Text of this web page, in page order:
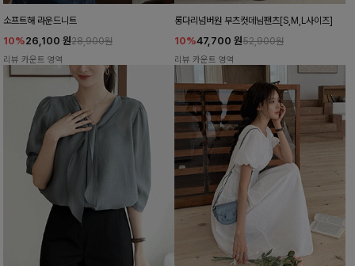
소프트해 라운드니트
10%26,100 원28,900원
리뷰 카운트 영역
롱다리넘버원 부츠컷데님팬츠[S,M,L사이즈]
10%47,700 원52,900원
리뷰 카운트 영역